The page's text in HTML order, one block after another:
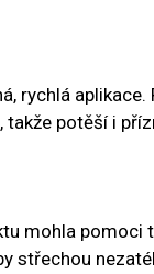
rychlá
takže potěší i
mohla pomoci
střechou